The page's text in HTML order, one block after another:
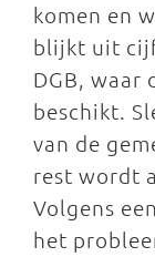
komen en
blijkt uit
DGB, waar
beschikt.
van de
rest wordt
Volgens
het